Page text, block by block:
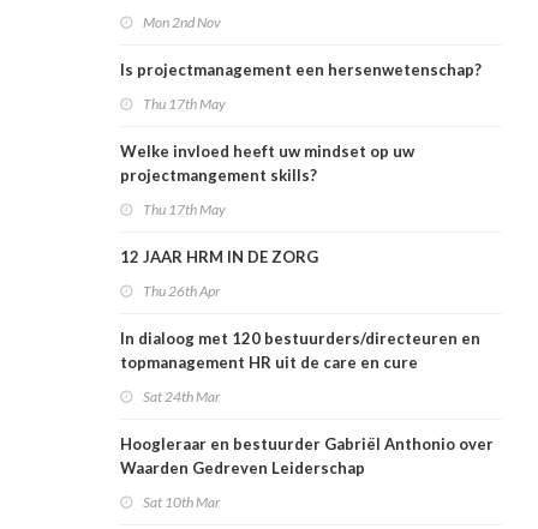
Mon 2nd Nov
Is projectmanagement een hersenwetenschap?
Thu 17th May
Welke invloed heeft uw mindset op uw
projectmangement skills?
Thu 17th May
12 JAAR HRM IN DE ZORG
Thu 26th Apr
In dialoog met 120 bestuurders/directeuren en
topmanagement HR uit de care en cure
Sat 24th Mar
Hoogleraar en bestuurder Gabriël Anthonio over
Waarden Gedreven Leiderschap
Sat 10th Mar